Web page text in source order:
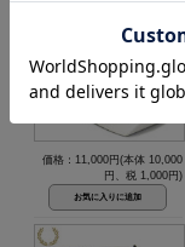
価格：11,000円(本体 10,000
円、税 1,000円)